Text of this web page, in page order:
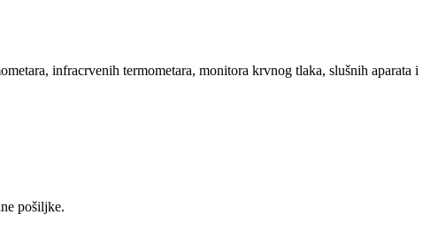
infracrvenih termometara, monitora krvnog tlaka, slušnih aparata i
pošiljke.